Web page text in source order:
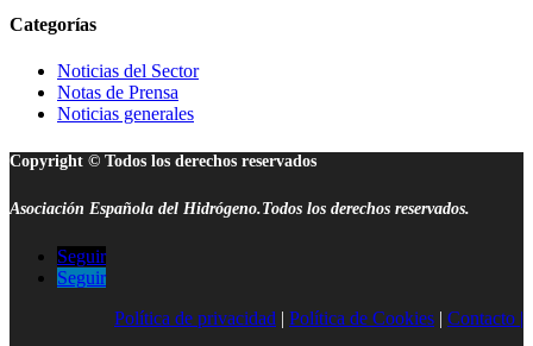
Categorías
Noticias del Sector
Notas de Prensa
Noticias generales
Copyright © Todos los derechos reservados
Asociación Española del Hidrógeno.Todos los derechos reservados.
Seguir
Seguir
Política de privacidad | Política de Cookies | Contacto |